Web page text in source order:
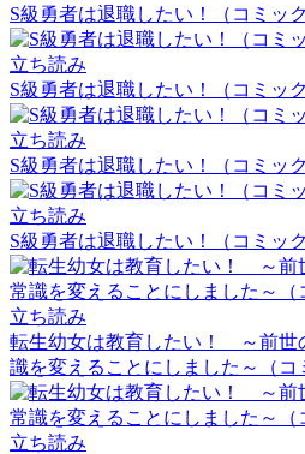
S級勇者は退職したい！（コミ
立ち読み
S級勇者は退職したい！（コミ
立ち読み
S級勇者は退職したい！（コミ
立ち読み
S級勇者は退職したい！（コミ
立ち読み
転生幼女は教育したい！ ～前世
識を変えることにしました～（
立ち読み